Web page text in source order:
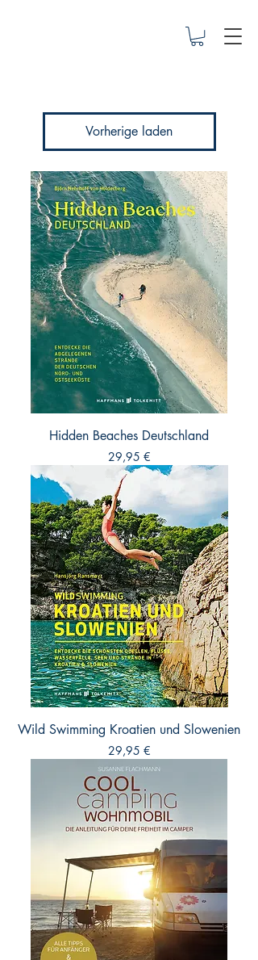
Vorherige laden
Hidden Beaches Deutschland
Preis
29,95 €
Wild Swimming Kroatien und Slowenien
Preis
29,95 €